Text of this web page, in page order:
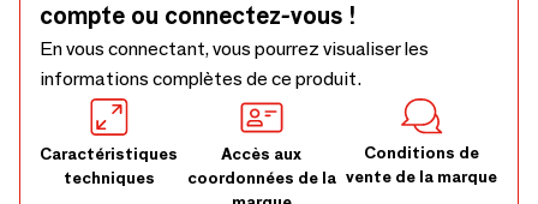
compte ou connectez-vous !
En vous connectant, vous pourrez visualiser les
informations complètes de ce produit.
Caractéristiques
techniques
Accès aux
coordonnées de la
Conditions de
vente de la marque